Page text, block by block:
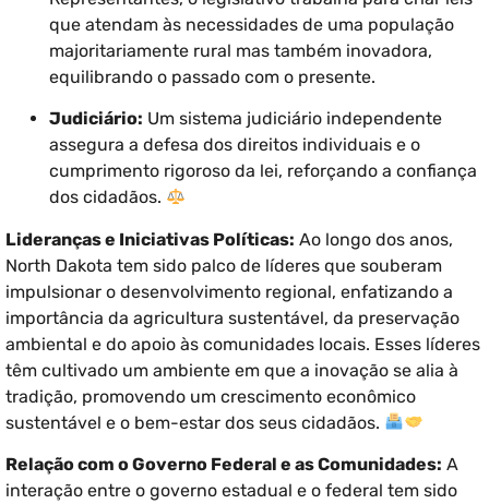
que atendam às necessidades de uma população
majoritariamente rural mas também inovadora,
equilibrando o passado com o presente.
Judiciário: Um sistema judiciário independente
assegura a defesa dos direitos individuais e o
cumprimento rigoroso da lei, reforçando a confiança
dos cidadãos.
Lideranças e Iniciativas Políticas: Ao longo dos anos,
North Dakota tem sido palco de líderes que souberam
impulsionar o desenvolvimento regional, enfatizando a
importância da agricultura sustentável, da preservação
ambiental e do apoio às comunidades locais. Esses líderes
têm cultivado um ambiente em que a inovação se alia à
tradição, promovendo um crescimento econômico
sustentável e o bem-estar dos seus cidadãos.
Relação com o Governo Federal e as Comunidades: A
interação entre o governo estadual e o federal tem sido